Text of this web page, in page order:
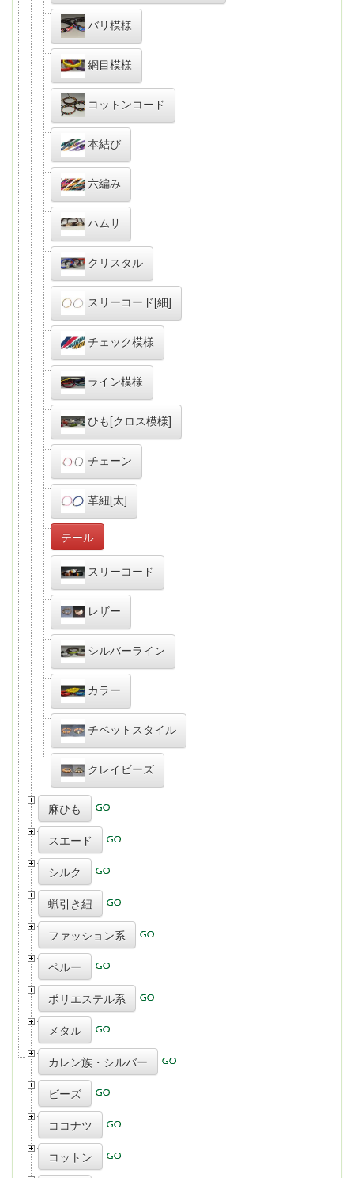
バリ模様
網目模様
コットンコード
本結び
六編み
ハムサ
クリスタル
スリーコード[細]
チェック模様
ライン模様
ひも[クロス模様]
チェーン
革紐[太]
テール
スリーコード
レザー
シルバーライン
カラー
チベットスタイル
クレイビーズ
麻ひも
スエード
シルク
蝋引き紐
ファッション系
ペルー
ポリエステル系
メタル
カレン族・シルバー
ビーズ
ココナツ
コットン